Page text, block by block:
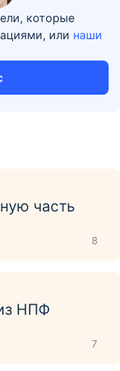
которые
или наши
часть
8
НПФ
7